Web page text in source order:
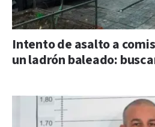
Intento de asalto a
un ladrón baleado: